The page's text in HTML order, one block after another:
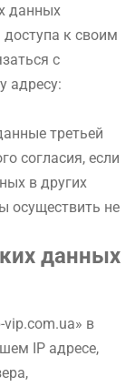
данных
к своим
с
адресу:
третьей
согласия, если
в других
осуществить не
данных
в
IP адресе,